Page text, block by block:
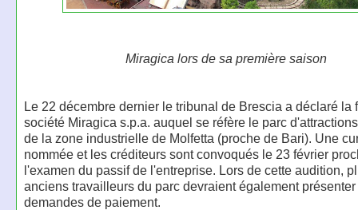
Miragica lors de sa première saison
Le 22 décembre dernier le tribunal de Brescia a déclaré la
société Miragica s.p.a. auquel se réfère le parc
de la zone industrielle de Molfetta (proche de Bari). Une
nommée et les créditeurs sont convoqués le 23 février
l'examen du passif de l'entreprise. Lors de cette audition,
anciens travailleurs du parc devraient également
demandes de paiement.